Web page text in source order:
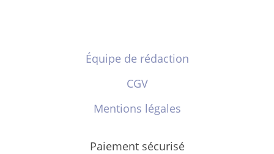
Équipe de rédaction
CGV
Mentions légales
Paiement sécurisé